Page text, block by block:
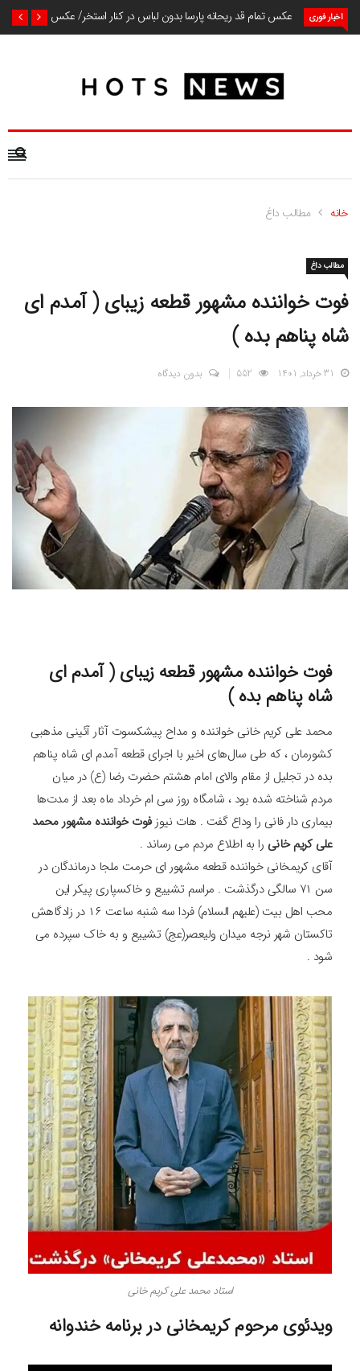
اخبار فوری عکس تمام قد ریحانه پارسا بدون لباس در کنار استخر/ عکس
خانه مطالب داغ
مطالب داغ
فوت خواننده مشهور قطعه زیبای ( آمدم ای
شاه پناهم بده )
31 خرداد, 1401 بدون دیدگاه
فوت خواننده مشهور قطعه زیبای ( آمدم ای
شاه پناهم بده )
محمد علی کریم خانی خواننده و مداح پیشکسوت آثار آئینی مذهبی
کشورمان ، که طی سال‌های اخیر با اجرای قطعه آمدم ای شاه پناهم
بده در تجلیل از مقام والای امام هشتم حضرت رضا (ع) در میان
مردم شناخته شده بود ، شامگاه روز سی ام خرداد ماه بعد از مدت‌ها
بیماری دار فانی را وداع گفت . هات نیوزفوت خواننده مشهور محمد
علی کریم خانی را به اطلاع مردم می رساند .
آقای کریمخانی خواننده قطعه مشهور ای حرمت ملجا درماندگان در
سن ۷۱ سالگی درگذشت . مراسم تشییع و خاکسپاری پیکر این
محب اهل بیت (علیهم السلام) فردا سه شنبه ساعت ١٦ در زادگاهش
تاکستان شهر نرجه میدان ولیعصر(عج) تشییع و به خاک سپرده می
شود .
استاد محمد علی کریم خانی
ویدئوی مرحوم کریمخانی در برنامه خندوانه